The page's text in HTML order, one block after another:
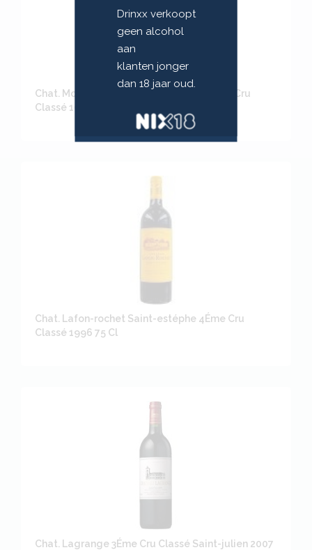
Drinxx verkoopt
geen alcohol
aan
klanten jonger
dan 18 jaar oud.
Chat. Mouton Rothschild Pauillac Premier Cru
Classé 1996 75 Cl
Chat. Lafon-rochet Saint-estéphe 4Éme Cru
Classé 1996 75 Cl
Chat. Lagrange 3Éme Cru Classé Saint-julien 2007